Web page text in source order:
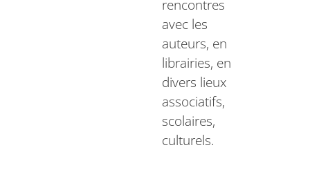
rencontres
avec les
auteurs, en
librairies, en
divers lieux
associatifs,
scolaires,
culturels.